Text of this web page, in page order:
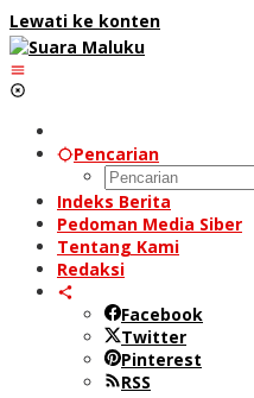
Lewati ke konten
Pencarian
Indeks Berita
Pedoman Media Siber
Tentang Kami
Redaksi
Facebook
Twitter
Pinterest
RSS